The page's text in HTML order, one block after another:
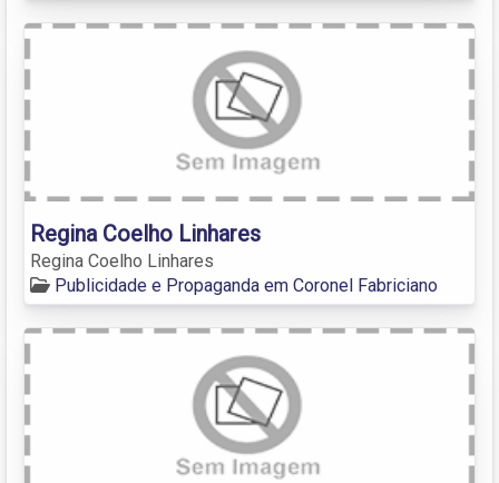
Regina Coelho Linhares
Regina Coelho Linhares
Publicidade e Propaganda em Coronel Fabriciano